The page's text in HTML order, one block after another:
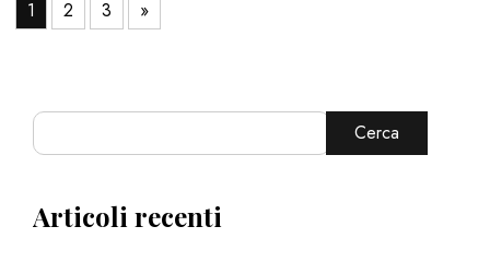
1 2 3 »
Cerca
Articoli recenti